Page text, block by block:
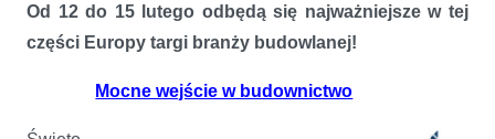
Od 12 do 15 lutego odbędą się najważniejsze w tej
części Europy targi branży budowlanej!
Mocne wejście w budownictwo